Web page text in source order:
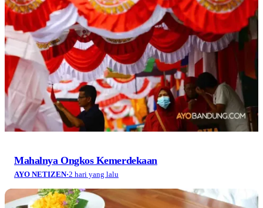
Mahalnya Ongkos Kemerdekaan
AYO NETIZEN·2 hari yang lalu